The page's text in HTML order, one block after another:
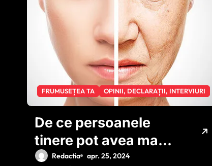
FRUMUSEȚEA TA OPINII, DECLARAȚII, INTERVIURI
De ce persoanele
tinere pot avea mai
multe riduri ca
Redactia apr. 25, 2024